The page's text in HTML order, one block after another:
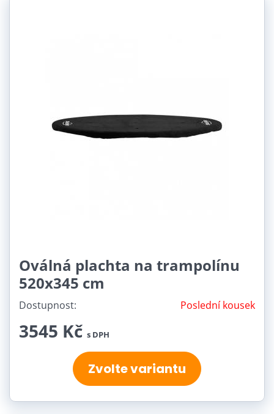
Oválná plachta na trampolínu
520x345 cm
Dostupnost: Poslední kousek
3545 Kč s DPH
Zvolte variantu